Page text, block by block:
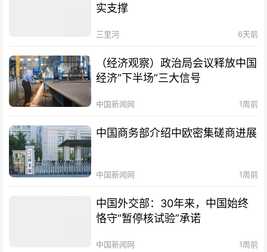
实支撑
三里河 6天前
（经济观察）政治局会议释放中国
经济“下半场”三大信号
中国新闻网 1周前
中国商务部介绍中欧密集磋商进展
中国新闻网 1周前
中国外交部：30年来，中国始终
恪守“暂停核试验”承诺
中国新闻网 1周前